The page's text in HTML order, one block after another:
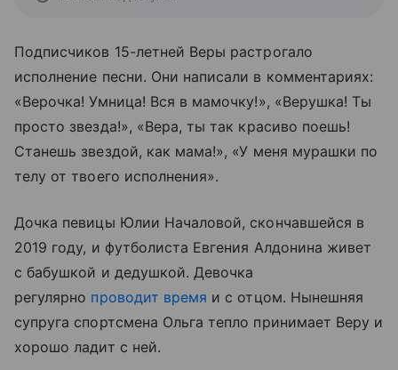
Подписчиков 15-летней Веры растрогало
исполнение песни. Они написали в комментариях:
«Верочка! Умница! Вся в мамочку!», «Верушка! Ты
просто звезда!», «Вера, ты так красиво поешь!
Станешь звездой, как мама!», «У меня мурашки по
телу от твоего исполнения».
Дочка певицы Юлии Началовой, скончавшейся в
2019 году, и футболиста Евгения Алдонина живет
с бабушкой и дедушкой. Девочка
регулярно проводит время и с отцом. Нынешняя
супруга спортсмена Ольга тепло принимает Веру и
хорошо ладит с ней.